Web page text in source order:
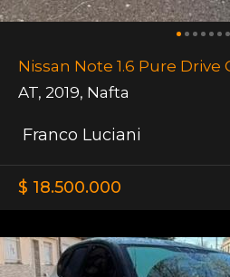
Nissan Note 1.6 Pure Drive
AT, 2019, Nafta
Franco Luciani
$ 18.500.000